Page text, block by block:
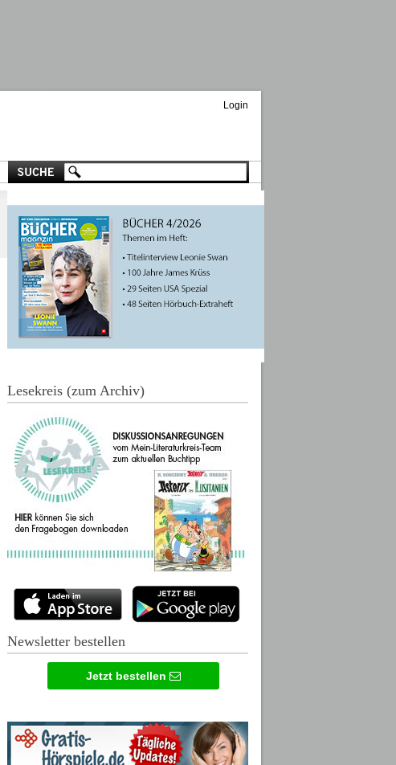
Login
Lesekreis (zum Archiv)
Newsletter bestellen
Jetzt bestellen